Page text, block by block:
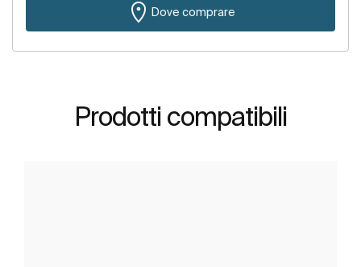
Dove comprare
Prodotti compatibili